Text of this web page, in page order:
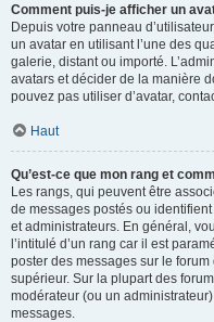
Comment puis-je afficher un
Depuis votre panneau
un avatar en utilisant l’une des
galerie, distant ou importé.
avatars et décider de la manière
pouvez pas utiliser d’avatar,
Haut
Qu’est-ce que mon rang et
Les rangs, qui peuvent être
de messages postés ou
et administrateurs. En général,
l’intitulé d’un rang car il est
poster des messages sur le
supérieur. Sur la plupart des
modérateur (ou un
messages.